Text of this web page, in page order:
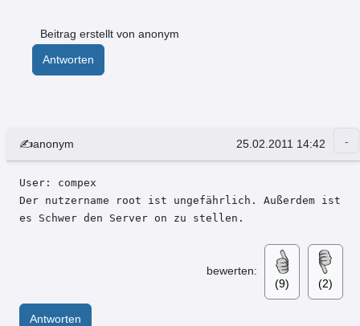
Beitrag erstellt von anonym
Antworten
✍anonym 25.02.2011 14:42
User: compex
Der nutzername root ist ungefährlich. Außerdem ist
es Schwer den Server on zu stellen.
bewerten:
(9)
(2)
Antworten